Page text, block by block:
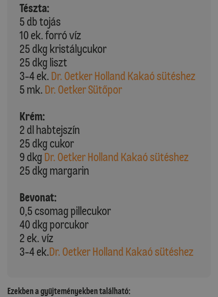
Tészta:
5 db tojás
10 ek. forró víz
25 dkg kristálycukor
25 dkg liszt
3-4 ek. Dr. Oetker Holland Kakaó sütéshez
5 mk. Dr. Oetker Sütőpor
Krém:
2 dl habtejszín
25 dkg cukor
9 dkg Dr. Oetker Holland Kakaó sütéshez
25 dkg margarin
Bevonat:
0,5 csomag pillecukor
40 dkg porcukor
2 ek. víz
3-4 ek.Dr. Oetker Holland Kakaó sütéshez
Ezekben a gyűjteményekben található: